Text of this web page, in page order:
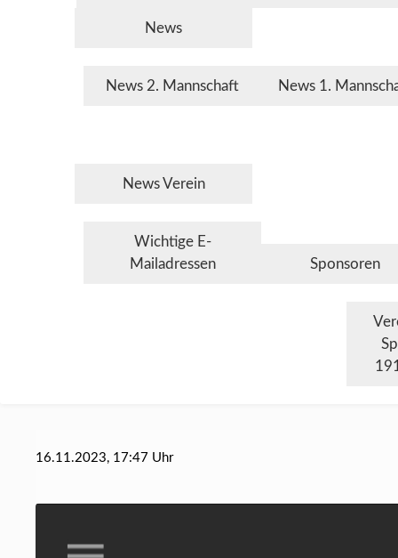
News
News 2. Mannschaft News 1.
News Verein
Wichtige E-
Mailadressen
Sponsoren
16.11.2023, 17:47 Uhr